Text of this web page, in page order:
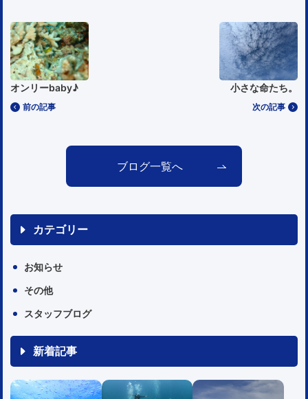
前の記事
オンリーbaby♪
次の記事
小さな命たち。
ブログ一覧へ
カテゴリー
お知らせ
その他
スタッフブログ
新着記事